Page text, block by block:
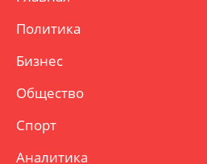
Политика
Бизнес
Общество
Спорт
Аналитика